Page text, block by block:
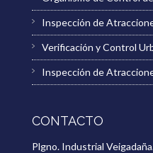
Inspección de
Verificación y Control
Inspección de
CONTACTO
Plgno. Industrial